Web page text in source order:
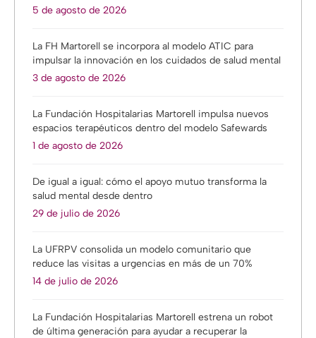
5 de agosto de 2026
La FH Martorell se incorpora al modelo ATIC para
impulsar la innovación en los cuidados de salud mental
3 de agosto de 2026
La Fundación Hospitalarias Martorell impulsa nuevos
espacios terapéuticos dentro del modelo Safewards
1 de agosto de 2026
De igual a igual: cómo el apoyo mutuo transforma la
salud mental desde dentro
29 de julio de 2026
La UFRPV consolida un modelo comunitario que
reduce las visitas a urgencias en más de un 70%
14 de julio de 2026
La Fundación Hospitalarias Martorell estrena un robot
de última generación para ayudar a recuperar la